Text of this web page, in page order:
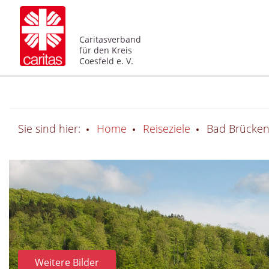
Caritasverband
für den Kreis
Coesfeld e. V.
Sie sind hier: Home Reiseziele Bad
Weitere Bilder